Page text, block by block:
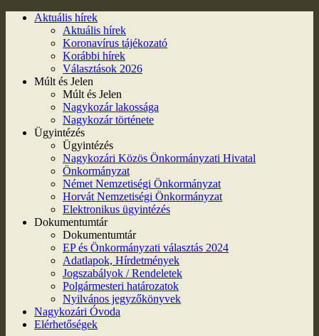
Aktuális hírek
Aktuális hírek
Koronavírus tájékozató
Korábbi hírek
Választások 2026
Múlt és Jelen
Múlt és Jelen
Nagykozár lakossága
Nagykozár története
Ügyintézés
Ügyintézés
Nagykozári Közös Önkormányzati Hivatal
Önkormányzat
Német Nemzetiségi Önkormányzat
Horvát Nemzetiségi Önkormányzat
Elektronikus ügyintézés
Dokumentumtár
Dokumentumtár
EP és Önkormányzati választás 2024
Adatlapok, Hírdetmények
Jogszabályok / Rendeletek
Polgármesteri határozatok
Nyilvános jegyzőkönyvek
Nagykozári Óvoda
Elérhetőségek